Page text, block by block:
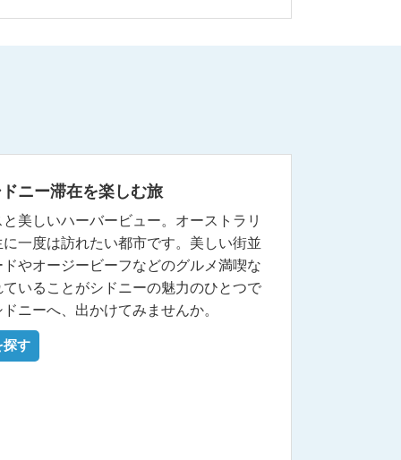
ニー滞在を楽しむ旅
美しいハーバービュー。オーストラリ
一度は訪れたい都市です。美しい街並
やオージービーフなどのグルメ満喫な
いることがシドニーの魅力のひとつで
ニーへ、出かけてみませんか。
探す